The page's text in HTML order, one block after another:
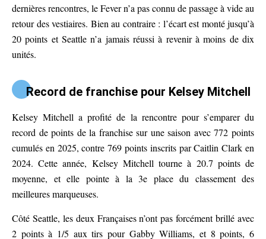
dernières rencontres, le Fever n’a pas connu de passage à vide au
retour des vestiaires. Bien au contraire : l’écart est monté jusqu’à
20 points et Seattle n’a jamais réussi à revenir à moins de dix
unités.
Record de franchise pour Kelsey Mitchell
Kelsey Mitchell a profité de la rencontre pour s’emparer du
record de points de la franchise sur une saison avec 772 points
cumulés en 2025, contre 769 points inscrits par Caitlin Clark en
2024. Cette année, Kelsey Mitchell tourne à 20.7 points de
moyenne, et elle pointe à la 3e place du classement des
meilleures marqueuses.
Côté Seattle, les deux Françaises n’ont pas forcément brillé avec
2 points à 1/5 aux tirs pour Gabby Williams, et 8 points, 6